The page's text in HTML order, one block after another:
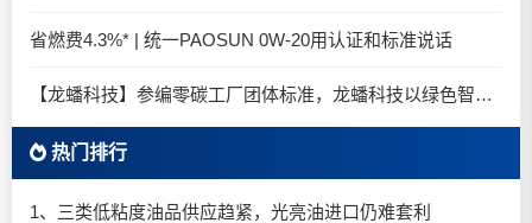
省燃费4.3%* | 统一PAOSUN 0W-20用认证和标准说话
【龙蟠科技】参编零碳工厂团体标准，龙蟠科技以绿色智造锚定零碳未来
热门排行
1、三类低粘度油品供应趋紧，光亮油进口仍难套利